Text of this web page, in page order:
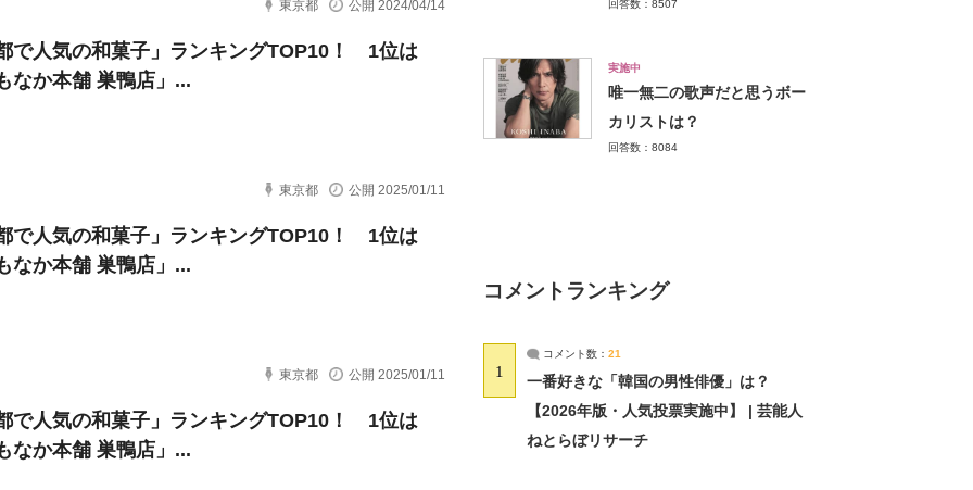
東京都 公開 2024/04/14
で人気の和菓子」ランキングTOP10！ 1位は
なか本舗 巣鴨店」...
東京都 公開 2025/01/11
で人気の和菓子」ランキングTOP10！ 1位は
なか本舗 巣鴨店」...
東京都 公開 2025/01/11
で人気の和菓子」ランキングTOP10！ 1位は
なか本舗 巣鴨店」...
回答数：8507
実施中
唯一無二の歌声だと思うボー
カリストは？
回答数：8084
コメントランキング
1
コメント数： 21
一番好きな「韓国の男性俳優」は？
【2026年版・人気投票実施中】 | 芸能人
ねとらぼリサーチ